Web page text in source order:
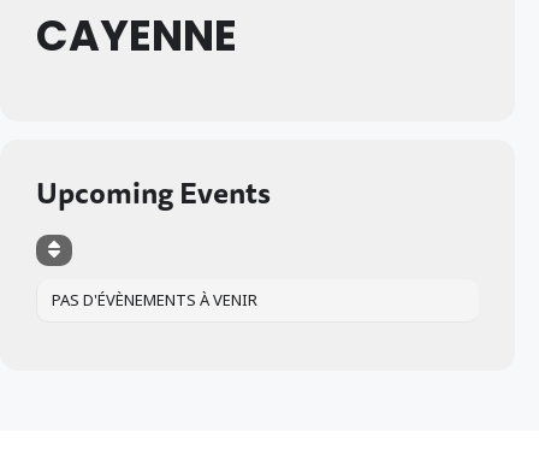
CAYENNE
Upcoming Events
PAS D'ÉVÈNEMENTS À VENIR